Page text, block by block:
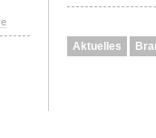
Aktuelles